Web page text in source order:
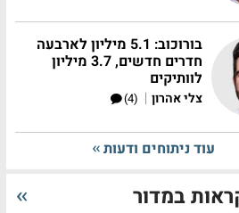
בורוכוב: 5.1 מיליון לארבעה
חדרים חדשים, 3.7 מיליון
לוותיקים
צלי אהרון |
(4)
עוד ניתוחים ודעות
במדור